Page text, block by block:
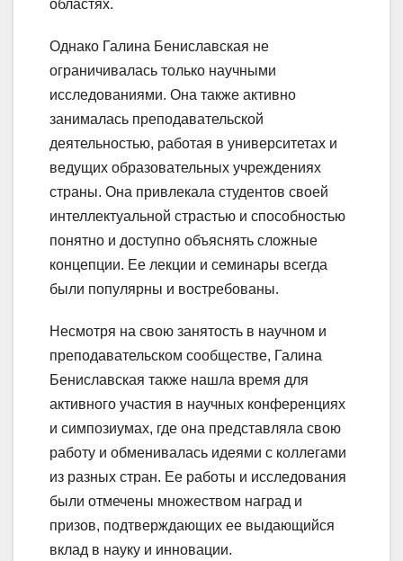
областях.
Однако Галина Бениславская не
ограничивалась только научными
исследованиями. Она также активно
занималась преподавательской
деятельностью, работая в университетах и
ведущих образовательных учреждениях
страны. Она привлекала студентов своей
интеллектуальной страстью и способностью
понятно и доступно объяснять сложные
концепции. Ее лекции и семинары всегда
были популярны и востребованы.
Несмотря на свою занятость в научном и
преподавательском сообществе, Галина
Бениславская также нашла время для
активного участия в научных конференциях
и симпозиумах, где она представляла свою
работу и обменивалась идеями с коллегами
из разных стран. Ее работы и исследования
были отмечены множеством наград и
призов, подтверждающих ее выдающийся
вклад в науку и инновации.